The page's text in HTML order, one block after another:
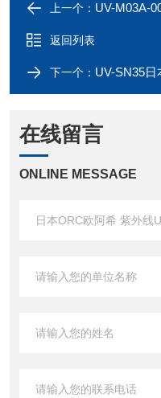
上一个： UV-M03A-
返回列表
下一个： UV-SN35日本
在线留言
ONLINE MESSAGE